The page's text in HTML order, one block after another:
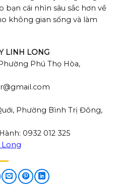
bạn cái nhìn sâu sắc hơn về
không gian sống và làm
LINH LONG
Phú Thọ Hòa,
Phường Bình Trị Đông,
0932 012 325
Long